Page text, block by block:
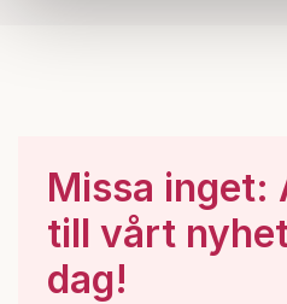
Missa inget:
till vårt
dag!